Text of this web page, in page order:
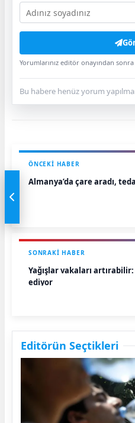
Yorumlarınız editör onayından sonra
Bu habere henüz yorum
ÖNCEKI HABER
Almanya’da çare aradı,
SONRAKI HABER
Yağışlar vakaları
ediyor
Editörün Seçtikleri